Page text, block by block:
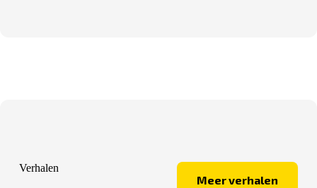
Verhalen
Meer verhalen